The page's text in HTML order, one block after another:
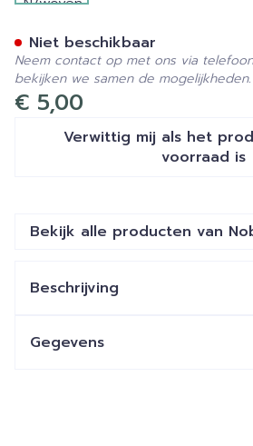
€ 5,00
Verwittig mij als het
voorraad is
Niet beschikbaar
Neem contact op met ons via
bekijken we samen de mogelijkheden.
Bekijk alle producten van
Beschrijving
Gegevens